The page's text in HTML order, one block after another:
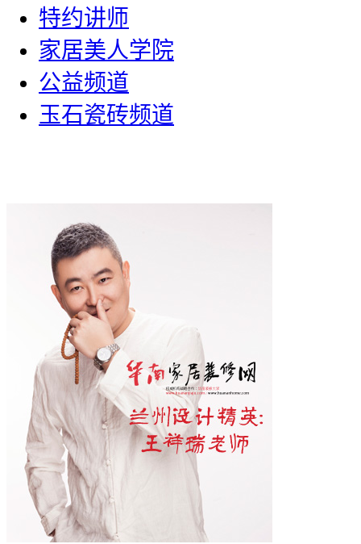
特约讲师
家居美人学院
公益频道
玉石瓷砖频道